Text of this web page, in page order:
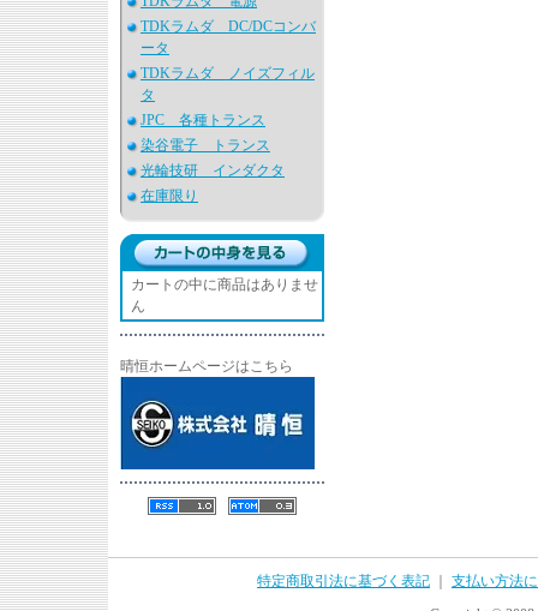
TDKラムダ DC/DCコンバ
ータ
TDKラムダ ノイズフィル
タ
JPC 各種トランス
染谷電子 トランス
光輪技研 インダクタ
在庫限り
カートの中に商品はありませ
ん
晴恒ホームページはこちら
特定商取引法に基づく表記
支払い方法